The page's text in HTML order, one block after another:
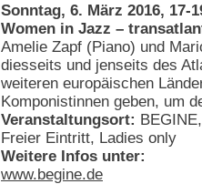
Sonntag, 6. März 2016, 17-
Women in Jazz –
Amelie Zapf (Piano) und
diesseits und jenseits des
weiteren europäischen
Komponistinnen geben, um
Veranstaltungsort:
Freier Eintritt, Ladies only
Weitere Infos unter:
www.begine.de